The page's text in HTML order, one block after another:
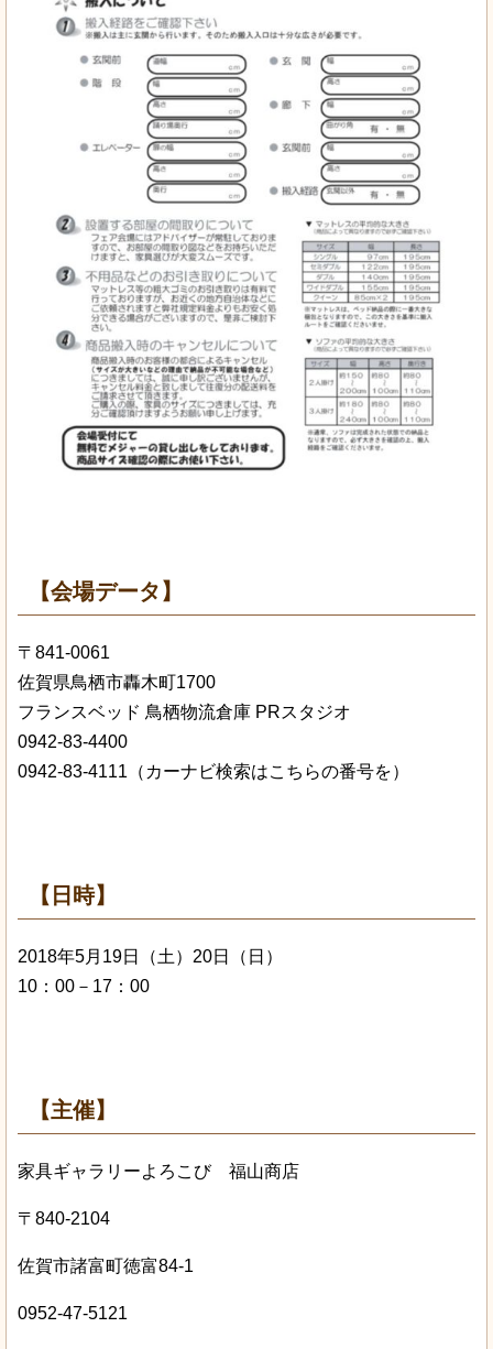
【会場データ】
〒841-0061
佐賀県鳥栖市轟木町1700
フランスベッド 鳥栖物流倉庫 PRスタジオ
0942-83-4400
0942-83-4111（カーナビ検索はこちらの番号を）
【日時】
2018年5月19日（土）20日（日）
10：00－17：00
【主催】
家具ギャラリーよろこび 福山商店
〒840-2104
佐賀市諸富町徳富84‐1
0952-47-5121